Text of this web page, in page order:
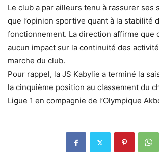
Le club a par ailleurs tenu à rassurer ses
que l’opinion sportive quant à la stabilité
fonctionnement. La direction affirme que
aucun impact sur la continuité des
marche du club.
Pour rappel, la JS Kabylie a terminé la
la cinquième position au classement du
Ligue 1 en compagnie de l’Olympique